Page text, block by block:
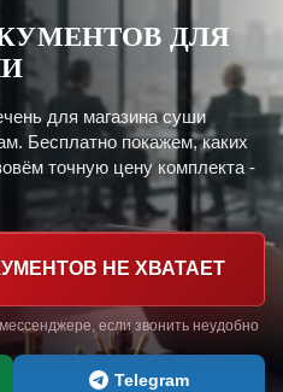
ДЛЯ
для магазина суши
Бесплатно покажем, каких
точную цену комплекта -
НЕ ХВАТАЕТ
если звонить неудобно
Telegram